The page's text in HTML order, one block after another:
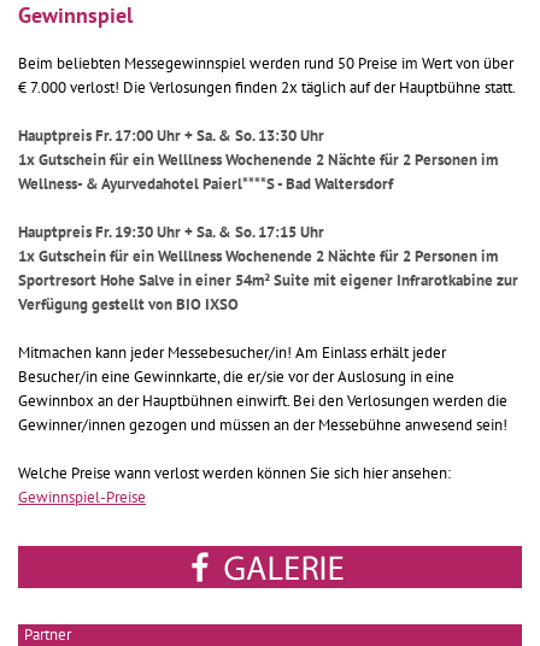
Gewinnspiel
Beim beliebten Messegewinnspiel werden rund 50 Preise im Wert von über
€ 7.000 verlost! Die Verlosungen finden 2x täglich auf der Hauptbühne statt.
Hauptpreis Fr. 17:00 Uhr + Sa. & So. 13:30 Uhr
1x Gutschein für ein Welllness Wochenende 2 Nächte für 2 Personen im
Wellness- & Ayurvedahotel Paierl****S - Bad Waltersdorf
Hauptpreis Fr. 19:30 Uhr + Sa. & So. 17:15 Uhr
1x Gutschein für ein Welllness Wochenende 2 Nächte für 2 Personen im
Sportresort Hohe Salve in einer 54m² Suite mit eigener Infrarotkabine zur
Verfügung gestellt von BIO IXSO
Mitmachen kann jeder Messebesucher/in! Am Einlass erhält jeder
Besucher/in eine Gewinnkarte, die er/sie vor der Auslosung in eine
Gewinnbox an der Hauptbühnen einwirft. Bei den Verlosungen werden die
Gewinner/innen gezogen und müssen an der Messebühne anwesend sein!
Welche Preise wann verlost werden können Sie sich hier ansehen:
Gewinnspiel-Preise
Partner